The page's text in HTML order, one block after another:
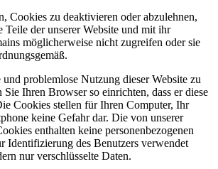
Cookies zu deaktivieren oder abzulehnen,
Teile der unserer Website und mit ihr
möglicherweise nicht zugreifen oder sie
problemlose Nutzung dieser Website zu
Sie Ihren Browser so einrichten, dass er diese
Cookies stellen für Ihren Computer, Ihr
keine Gefahr dar. Die von unserer
enthalten keine personenbezogenen
Identifizierung des Benutzers verwendet
nur verschlüsselte Daten.